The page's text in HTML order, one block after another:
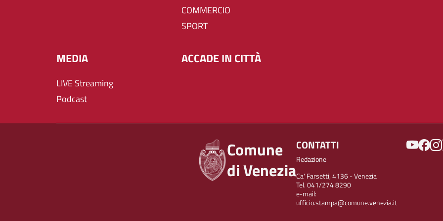
COMMERCIO
SPORT
MEDIA
LIVE Streaming
Podcast
ACCADE IN CITTÀ
Comune
di Venezia
CONTATTI
Redazione
Ca' Farsetti, 4136 - Venezia
Tel. 041/274 8290
e-mail:
ufficio.stampa@comune.venezia.it